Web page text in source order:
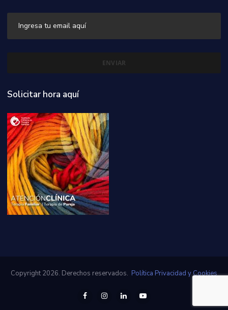
Solicitar hora aquí
Copyright 2026. Derechos reservados. Política Privacidad y Cookies